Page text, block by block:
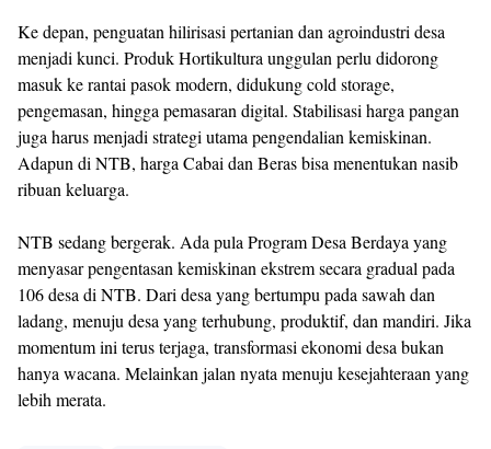
Ke depan, penguatan hilirisasi pertanian dan agroindustri desa
menjadi kunci. Produk Hortikultura unggulan perlu didorong
masuk ke rantai pasok modern, didukung cold storage,
pengemasan, hingga pemasaran digital. Stabilisasi harga pangan
juga harus menjadi strategi utama pengendalian kemiskinan.
Adapun di NTB, harga Cabai dan Beras bisa menentukan nasib
ribuan keluarga.
NTB sedang bergerak. Ada pula Program Desa Berdaya yang
menyasar pengentasan kemiskinan ekstrem secara gradual pada
106 desa di NTB. Dari desa yang bertumpu pada sawah dan
ladang, menuju desa yang terhubung, produktif, dan mandiri. Jika
momentum ini terus terjaga, transformasi ekonomi desa bukan
hanya wacana. Melainkan jalan nyata menuju kesejahteraan yang
lebih merata.